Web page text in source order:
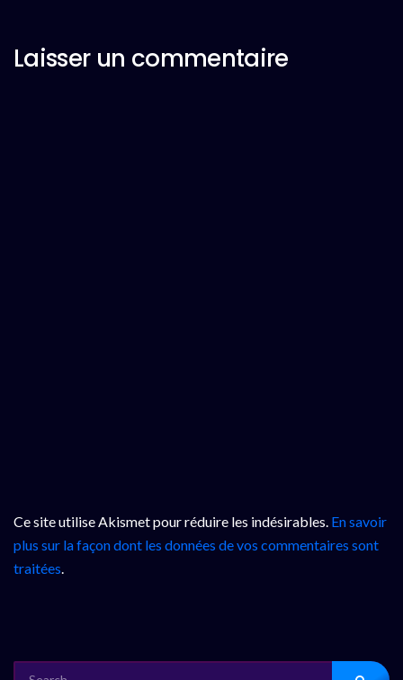
Laisser un commentaire
Ce site utilise Akismet pour réduire les indésirables. En savoir
plus sur la façon dont les données de vos commentaires sont
traitées.